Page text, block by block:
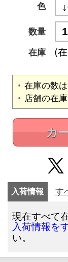
色
数量
在庫
(
在庫の数
店舗の在
カ
入荷情報 す
現在すべて
入荷情報を
い。